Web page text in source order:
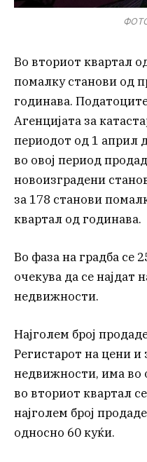
Во вториот квартал
помалку станови од
годинава.
Агенцијата за
периодот од 1 април
во овој период
новоизградени
за 178 станови
квартал од годинава.
Во фаза на градба се
очекува да се најдат
недвижности.
Најголем број
Регистарот на цени и
недвижности, има во
во вториот квартал
најголем број
односно 60 куќи.